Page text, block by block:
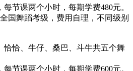
课两个小时，每期学费480元。
舞蹈考级，费用自理，不同级别
恰、牛仔、桑巴、斗牛共五个舞
课两个小时，每期学费600元。